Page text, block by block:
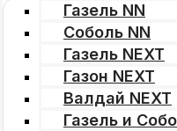
Газель NN
Соболь NN
Газель NEXT
Газон NEXT
Валдай NEXT
Газель и